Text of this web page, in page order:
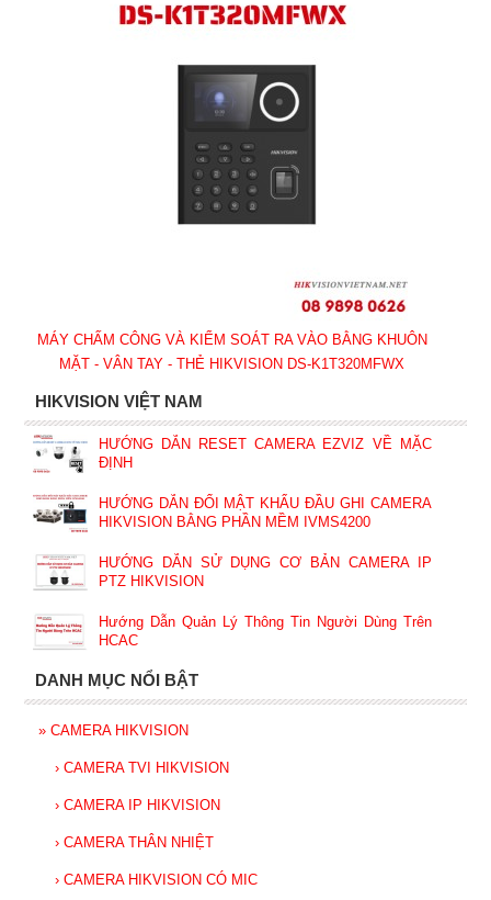
MÁY CHẤM CÔNG VÀ KIỂM SOÁT RA VÀO BẰNG KHUÔN
MẶT - VÂN TAY - THẺ HIKVISION DS-K1T320MFWX
HIKVISION VIỆT NAM
HƯỚNG DẪN RESET CAMERA EZVIZ VỀ MẶC
ĐỊNH
HƯỚNG DẪN ĐỔI MẬT KHẨU ĐẦU GHI CAMERA
HIKVISION BẰNG PHẦN MỀM IVMS4200
HƯỚNG DẪN SỬ DỤNG CƠ BẢN CAMERA IP
PTZ HIKVISION
Hướng Dẫn Quản Lý Thông Tin Người Dùng Trên
HCAC
DANH MỤC NỔI BẬT
» CAMERA HIKVISION
› CAMERA TVI HIKVISION
› CAMERA IP HIKVISION
› CAMERA THÂN NHIỆT
› CAMERA HIKVISION CÓ MIC